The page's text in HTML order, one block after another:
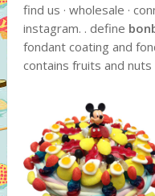
find us · wholesale ·
instagram. . define
fondant coating and
contains fruits and